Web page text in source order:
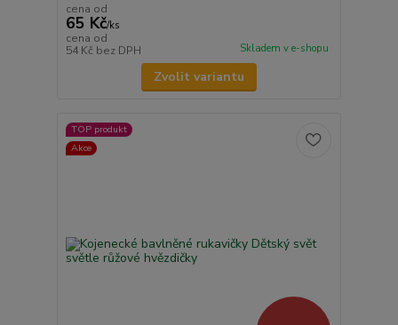
cena od
65 Kč/ks
cena od
54 Kč bez DPH Skladem v e-shopu
Zvolit variantu
TOP produkt
Akce